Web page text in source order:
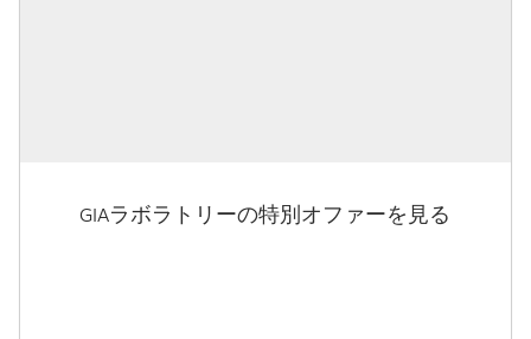
GIAラボラトリーの特別オファーを見る